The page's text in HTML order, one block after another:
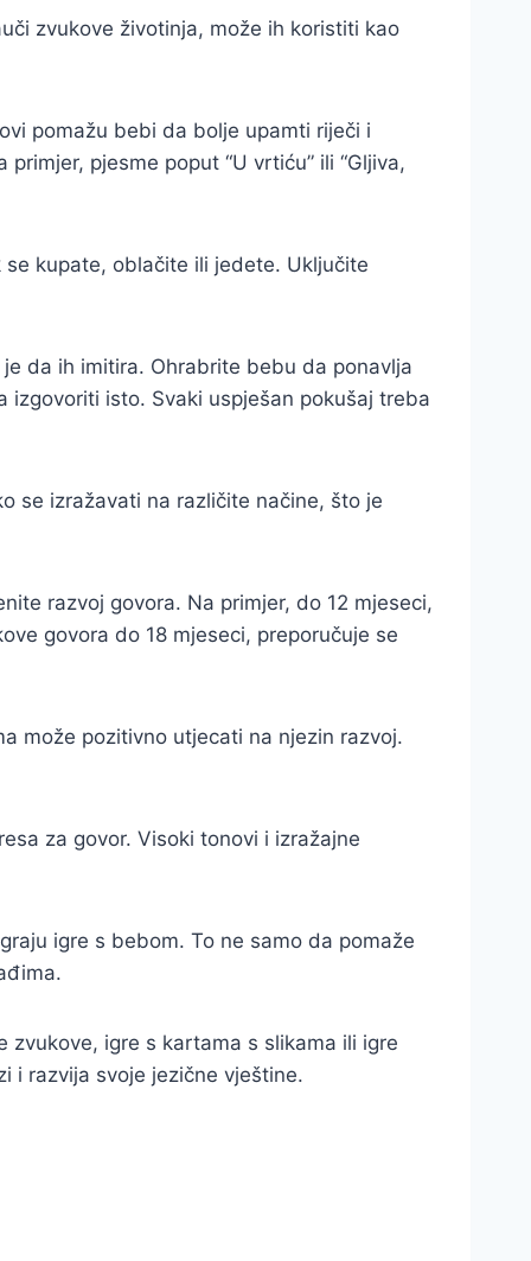
zvukove životinja, može ih koristiti kao
pomažu bebi da bolje upamti riječi i
pjesme poput “U vrtiću” ili “Gljiva,
kupate, oblačite ili jedete. Uključite
da ih imitira. Ohrabrite bebu da ponavlja
izgovoriti isto. Svaki uspješan pokušaj treba
se izražavati na različite načine, što je
razvoj govora. Na primjer, do 12 mjeseci,
govora do 18 mjeseci, preporučuje se
može pozitivno utjecati na njezin razvoj.
za govor. Visoki tonovi i izražajne
igre s bebom. To ne samo da pomaže
zvukove, igre s kartama s slikama ili igre
i razvija svoje jezične vještine.